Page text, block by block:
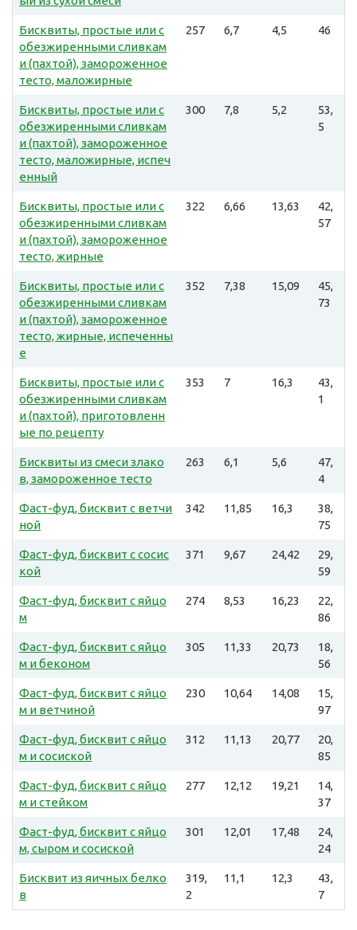
Бисквиты, простые или с
обезжиренными сливкам
и (пахтой), замороженное
тесто, маложирные
257 6,7 4,5 46
Бисквиты, простые или с
обезжиренными сливкам
и (пахтой), замороженное
тесто, маложирные, испеч
енный
300 7,8 5,2
53,
5
Бисквиты, простые или с
обезжиренными сливкам
и (пахтой), замороженное
тесто, жирные
322 6,66 13,63
42,
57
Бисквиты, простые или с
обезжиренными сливкам
и (пахтой), замороженное
тесто, жирные, испеченны
е
352 7,38 15,09
45,
73
Бисквиты, простые или с
обезжиренными сливкам
и (пахтой), приготовленн
ые по рецепту
353 7 16,3
43,
1
Бисквиты из смеси злако
в, замороженное тесто
263 6,1 5,6
47,
4
Фаст-фуд, бисквит с ветчи
ной
342 11,85 16,3
38,
75
Фаст-фуд, бисквит с сосис
кой
371 9,67 24,42
29,
59
Фаст-фуд, бисквит с яйцо
м
274 8,53 16,23
22,
86
Фаст-фуд, бисквит с яйцо
м и беконом
305 11,33 20,73
18,
56
Фаст-фуд, бисквит с яйцо
м и ветчиной
230 10,64 14,08
15,
97
Фаст-фуд, бисквит с яйцо
м и сосиской
312 11,13 20,77
20,
85
Фаст-фуд, бисквит с яйцо
м и стейком
277 12,12 19,21
14,
37
Фаст-фуд, бисквит с яйцо
м, сыром и сосиской
301 12,01 17,48
24,
24
Бисквит из яичных белко
в
319,
2
11,1 12,3
43,
7